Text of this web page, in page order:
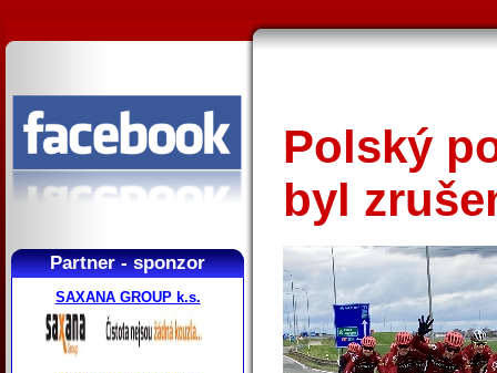
Partner - sponzor
SAXANA GROUP k.s.
Polský
byl